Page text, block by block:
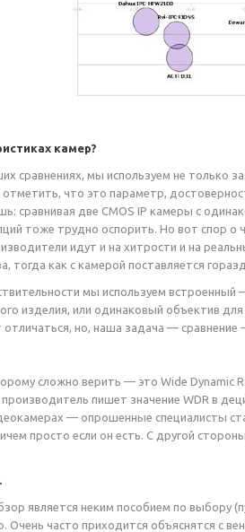
камер?
сравнениях, мы используем не только
отметить, что это параметр,
сравнивая две CMOS IP камеры с
тоже трудно оспорить. Но вот спор
идут и на хитрости и на
тогда как с камерой поставляется
мы используем
изделия, или одинаковый объектив
отличаться, но, наша задача — сравнение
сложно верить — это Wide Dynamic
производитель пишет значение WDR в
— опрошенные специалисты
просто если он есть. С другой
является неким пособием по выбору
Очень часто приходится объяснятся с